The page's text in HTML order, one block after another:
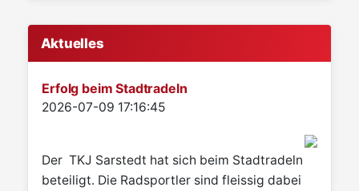
Aktuelles
Erfolg beim Stadtradeln
Details
2026-07-09 17:16:45
Der TKJ Sarstedt hat sich beim Stadtradeln
beteiligt. Die Radsportler sind fleissig dabei